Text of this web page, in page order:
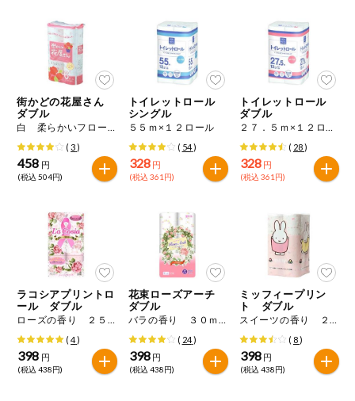
ベビー・キッ
ズ関連
サプリメン
ト・栄養補助
アレルゲン対
応
エシカル
推しコープ
街かどの花屋さん
ダブル
白 柔らかいフローラルの香り ５５ｍ×６ロール
(3)
458 円
(税込 504円)
トイレットロール
シングル
５５ｍ×１２ロール
( 54)
328 円
(税込 361円)
トイレットロール
ダブル
２７．５ｍ×１２ロール
( 28)
328 円
(税込 361円)
ラコシアプリントロ
ール ダブル
ローズの香り ２５ｍ×１２ロール
(4)
398 円
(税込 438円)
花束ローズアーチ
ダブル
バラの香り ３０ｍ×１２ロール
( 24)
398 円
(税込 438円)
ミッフィープリン
ト ダブル
スイーツの香り ２５ｍ×１２ロール
( 8)
398 円
(税込 438円)